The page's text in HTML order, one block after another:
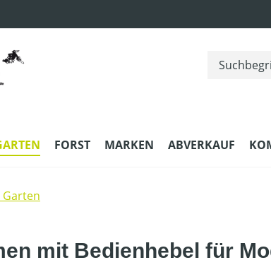
FORST MARKEN ABVERKAUF
mit Bedienhebel für